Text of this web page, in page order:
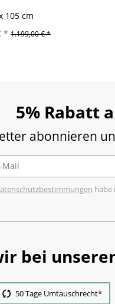
105 cm
* 1.199,00 € *
5% Rabatt
abonnieren
habe
bei
50 Tage Umtauschrecht*